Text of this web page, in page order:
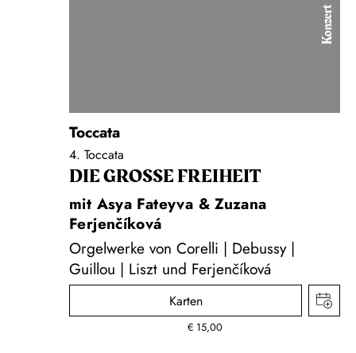
Konzert
Toccata
4. Toccata
DIE GROSSE FREIHEIT
mit Asya Fateyva & Zuzana
Ferjenčíková
Orgelwerke von Corelli | Debussy |
Guillou | Liszt und Ferjenčíková
Karten
€ 15,00